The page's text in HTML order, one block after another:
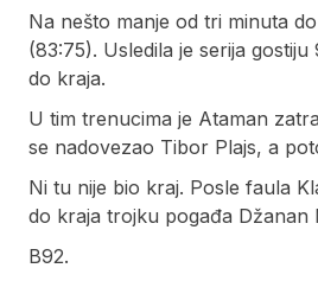
Na nešto manje od tri minuta
(83:75). Usledila je serija
do kraja.
U tim trenucima je Ataman
se nadovezao Tibor Plajs, a
Ni tu nije bio kraj. Posle faula
do kraja trojku pogađa Džanan
B92.